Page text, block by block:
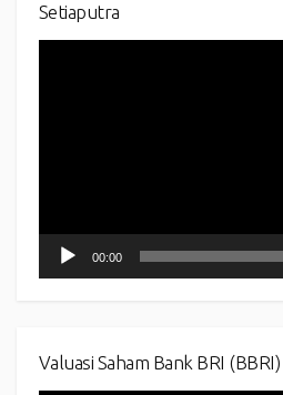
Setiaputra
00:00
Valuasi Saham Bank BRI (BBRI)